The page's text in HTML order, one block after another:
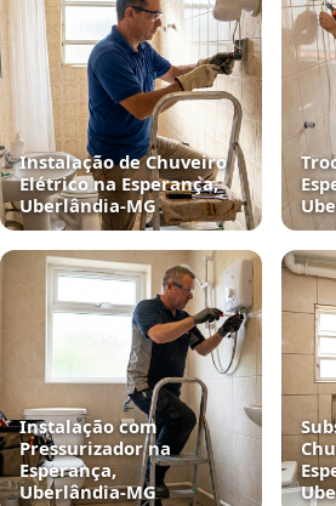
Instalação de Chuveiro
Elétrico na Esperança,
Uberlândia‑MG
Instalação com
Pressurizador na
Esperança,
Uberlândia‑MG